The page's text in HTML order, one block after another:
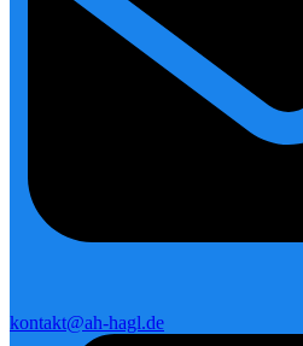
kontakt@ah-hagl.de